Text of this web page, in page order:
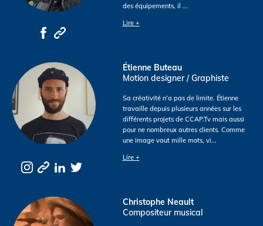
des équipements, il ...
Lire +
Étienne Buteau
Motion designer / Graphiste
Sa créativité n’a pas de limite. Étienne
travaille depuis plusieurs années sur les
différents projets de CCAP.Tv mais aussi
pour ne nombreux autres clients. Comme
une image vaut mille mots, vi...
Lire +
Christophe Neault
Compositeur musical